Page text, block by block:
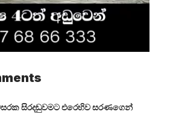
සිරදඬුවමට එරෙහිව සරණගෙන්